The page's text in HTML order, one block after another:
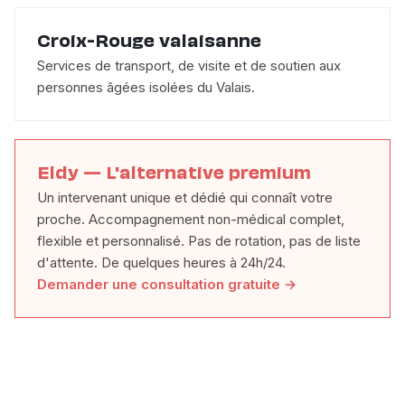
Croix-Rouge valaisanne
Services de transport, de visite et de soutien aux
personnes âgées isolées du Valais.
Eldy — L'alternative premium
Un intervenant unique et dédié qui connaît votre
proche. Accompagnement non-médical complet,
flexible et personnalisé. Pas de rotation, pas de liste
d'attente. De quelques heures à 24h/24.
Demander une consultation gratuite →